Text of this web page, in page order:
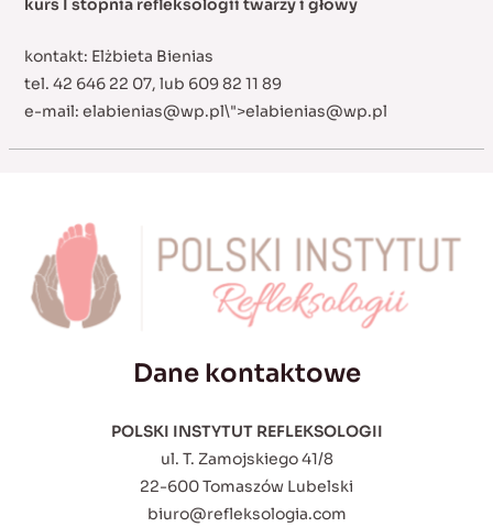
kurs I stopnia refleksologii twarzy i głowy
kontakt: Elżbieta Bienias
tel. 42 646 22 07, lub 609 82 11 89
e-mail: elabienias@wp.pl\">elabienias@wp.pl
Dane kontaktowe
POLSKI INSTYTUT REFLEKSOLOGII
ul. T. Zamojskiego 41/8
22-600 Tomaszów Lubelski
biuro@refleksologia.com